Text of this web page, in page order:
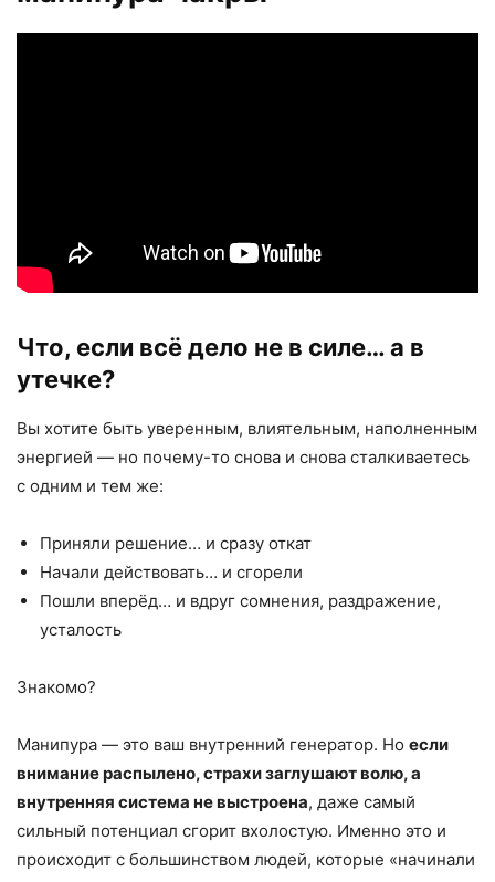
Что, если всё дело не в силе… а в
утечке?
Вы хотите быть уверенным, влиятельным, наполненным
энергией — но почему-то снова и снова сталкиваетесь
с одним и тем же:
Приняли решение… и сразу откат
Начали действовать… и сгорели
Пошли вперёд… и вдруг сомнения, раздражение,
усталость
Знакомо?
Манипура — это ваш внутренний генератор. Но если
внимание распылено, страхи заглушают волю, а
внутренняя система не выстроена, даже самый
сильный потенциал сгорит вхолостую. Именно это и
происходит с большинством людей, которые «начинали